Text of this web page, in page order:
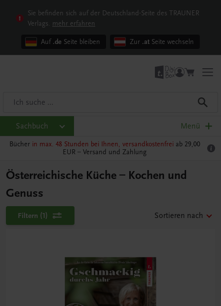
Sie befinden sich auf der Deutschland-Seite des TRAUNER
Verlags. mehr erfahren
Auf .de Seite bleiben Zur .at Seite wechseln
Sachbuch Menü
Bücher in max. 48 Stunden bei Ihnen, versandkostenfrei ab 29,00
EUR – Versand und Zahlung
Österreichische Küche – Kochen und
Genuss
Filtern (1) Sortieren nach